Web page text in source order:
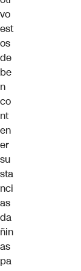
vo
est
os
de
be
n
co
nt
en
er
su
sta
nci
as
da
ñin
as
pa